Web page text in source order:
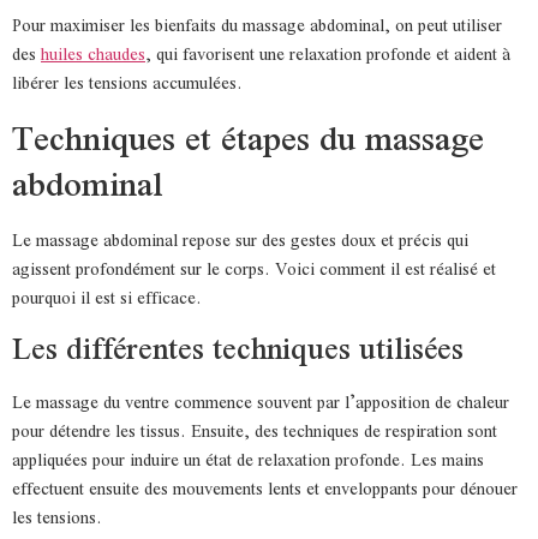
Pour maximiser les bienfaits du massage abdominal, on peut utiliser
deshuiles chaudes, qui favorisent une relaxation profonde et aident à
libérer les tensions accumulées.
Techniques et étapes du massage
abdominal
Le massage abdominal repose sur des gestes doux et précis qui
agissent profondément sur le corps. Voici comment il est réalisé et
pourquoi il est si efficace.
Les différentes techniques utilisées
Le massage du ventre commence souvent par l’apposition de chaleur
pour détendre les tissus. Ensuite, des techniques de respiration sont
appliquées pour induire un état de relaxation profonde. Les mains
effectuent ensuite des mouvements lents et enveloppants pour dénouer
les tensions.